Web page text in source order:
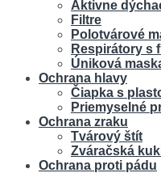
Aktivne
Filtre
Polotvárové
Respirátory s
Úniková
Ochrana hlavy
Čiapka s
Priemyselné
Ochrana zraku
Tvárový štít
Zváračská
Ochrana proti pádu